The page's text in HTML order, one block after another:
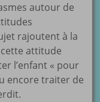
autour de
rajoutent à la
attitude
l’enfant « pour
encore traiter de